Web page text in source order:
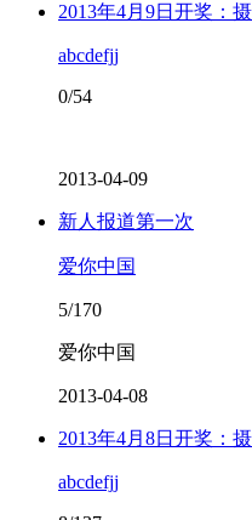
2013年4月9日开奖：
abcdefjj
0/54
2013-04-09
新人报道第一次
爱你中国
5/170
爱你中国
2013-04-08
2013年4月8日开奖：
abcdefjj